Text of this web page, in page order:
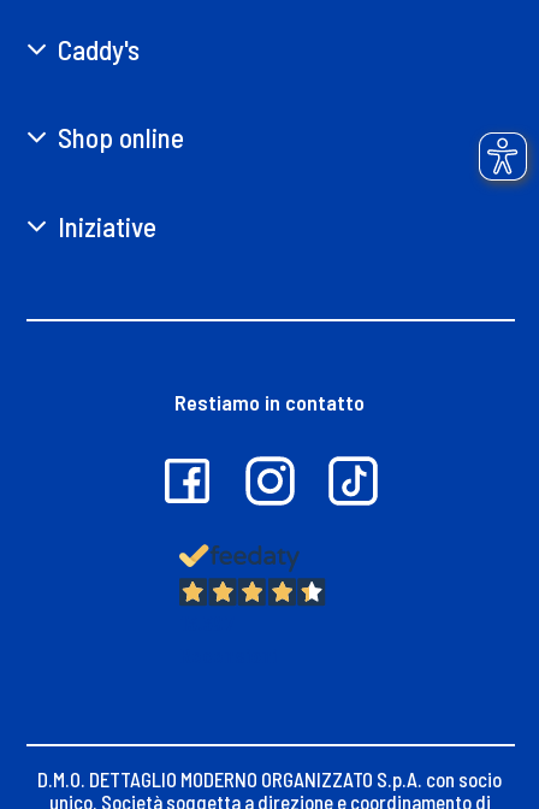
Caddy's
Shop online
Iniziative
Restiamo in contatto
D.M.O. DETTAGLIO MODERNO ORGANIZZATO S.p.A. con socio
unico. Società soggetta a direzione e coordinamento di